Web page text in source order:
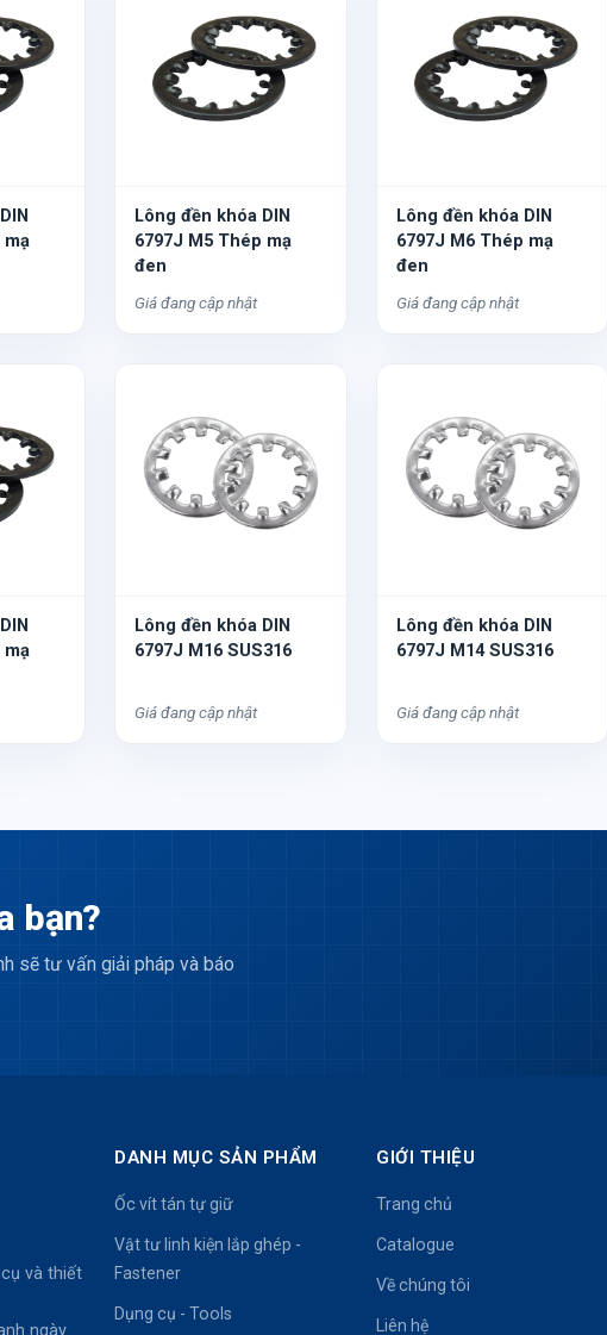
mạ
Lông đền khóa DIN
6797J M5 Thép mạ
đen
Giá đang cập nhật
Lông đền khóa DIN
6797J M6 Thép mạ
đen
Giá đang cập nhật
mạ
Lông đền khóa DIN
6797J M16 SUS316
Giá đang cập nhật
Lông đền khóa DIN
6797J M14 SUS316
Giá đang cập nhật
bạn?
sẽ tư vấn giải pháp và báo
và thiết
ngày
DANH MỤC SẢN PHẨM
Ốc vít tán tự giữ
Vật tư linh kiện lắp ghép -
Fastener
Dụng cụ - Tools
GIỚI THIỆU
Trang chủ
Catalogue
Về chúng tôi
Liên hệ